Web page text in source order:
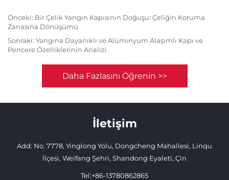
Önceki: Bir Çelik Yangın Kapısının Doğuşu: Çeliğin Koruma
Zanasına Dönüşümü
Sonraki: Yangına Dayanıklı ve Alüminyum Alaşımlı Kapı ve
Pencere Özelliklerinin Analizi
Daha Fazlasını Öğrenin >>
İletişim
Add: No. 7778, Yinglong Yolu, Dongcheng Mahallesi, Linqu
İlçesi, Weifang Şehri, Shandong Eyaleti, Çin
Tel:+86-13780862865